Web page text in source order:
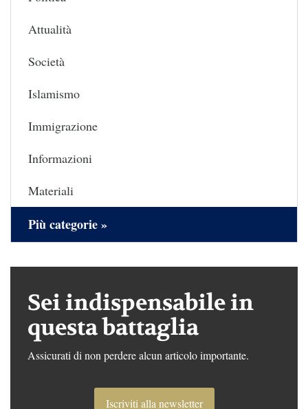
Attualità
Società
Islamismo
Immigrazione
Informazioni
Materiali
Più categorie »
Sei indispensabile in
questa battaglia
Assicurati di non perdere alcun articolo importante.
Iscriviti alla newsletter